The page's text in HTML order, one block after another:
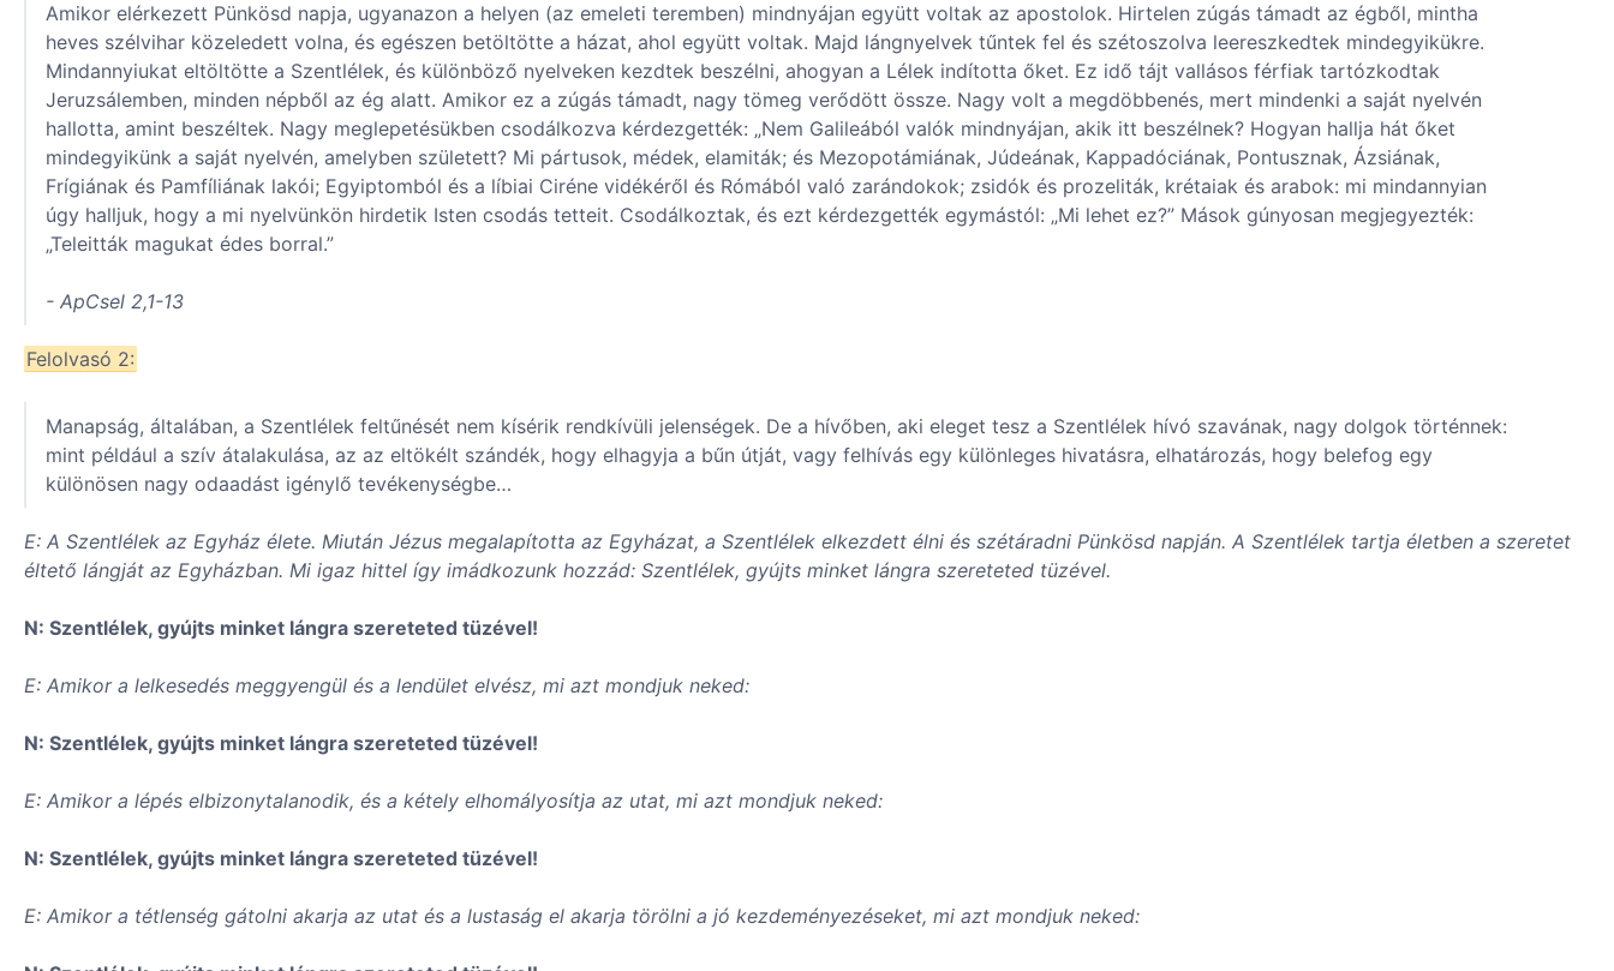
Amikor elérkezett Pünkösd napja, ugyanazon a helyen (az emeleti teremben) mindnyájan együtt voltak az apostolok. Hirtelen zúgás támadt az égből, mintha
heves szélvihar közeledett volna, és egészen betöltötte a házat, ahol együtt voltak. Majd lángnyelvek tűntek fel és szétoszolva leereszkedtek mindegyikükre.
Mindannyiukat eltöltötte a Szentlélek, és különböző nyelveken kezdtek beszélni, ahogyan a Lélek indította őket. Ez idő tájt vallásos férfiak tartózkodtak
Jeruzsálemben, minden népből az ég alatt. Amikor ez a zúgás támadt, nagy tömeg verődött össze. Nagy volt a megdöbbenés, mert mindenki a saját nyelvén
hallotta, amint beszéltek. Nagy meglepetésükben csodálkozva kérdezgették: „Nem Galileából valók mindnyájan, akik itt beszélnek? Hogyan hallja hát őket
mindegyikünk a saját nyelvén, amelyben született? Mi pártusok, médek, elamiták; és Mezopotámiának, Júdeának, Kappadóciának, Pontusznak, Ázsiának,
Frígiának és Pamfíliának lakói; Egyiptomból és a líbiai Ciréne vidékéről és Rómából való zarándokok; zsidók és prozeliták, krétaiak és arabok: mi mindannyian
úgy halljuk, hogy a mi nyelvünkön hirdetik Isten csodás tetteit. Csodálkoztak, és ezt kérdezgették egymástól: „Mi lehet ez?” Mások gúnyosan megjegyezték:
„Teleitták magukat édes borral.”
- ApCsel 2,1-13
Felolvasó 2:
Manapság, általában, a Szentlélek feltűnését nem kísérik rendkívüli jelenségek. De a hívőben, aki eleget tesz a Szentlélek hívó szavának, nagy dolgok történnek:
mint például a szív átalakulása, az az eltökélt szándék, hogy elhagyja a bűn útját, vagy felhívás egy különleges hivatásra, elhatározás, hogy belefog egy
különösen nagy odaadást igénylő tevékenységbe…
E: A Szentlélek az Egyház élete. Miután Jézus megalapította az Egyházat, a Szentlélek elkezdett élni és szétáradni Pünkösd napján. A Szentlélek tartja életben a szeretet
éltető lángját az Egyházban. Mi igaz hittel így imádkozunk hozzád: Szentlélek, gyújts minket lángra szereteted tüzével.
N: Szentlélek, gyújts minket lángra szereteted tüzével!
E: Amikor a lelkesedés meggyengül és a lendület elvész, mi azt mondjuk neked:
N: Szentlélek, gyújts minket lángra szereteted tüzével!
E: Amikor a lépés elbizonytalanodik, és a kétely elhomályosítja az utat, mi azt mondjuk neked:
N: Szentlélek, gyújts minket lángra szereteted tüzével!
E: Amikor a tétlenség gátolni akarja az utat és a lustaság el akarja törölni a jó kezdeményezéseket, mi azt mondjuk neked: